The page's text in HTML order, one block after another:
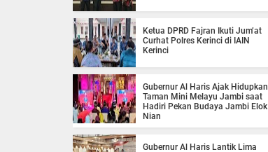
Ketua DPRD Fajran Ikuti Jum’at
Curhat Polres Kerinci di IAIN
Kerinci
Gubernur Al Haris Ajak Hidupkan
Taman Mini Melayu Jambi saat
Hadiri Pekan Budaya Jambi Elok
Nian
Gubernur Al Haris Lantik Lima